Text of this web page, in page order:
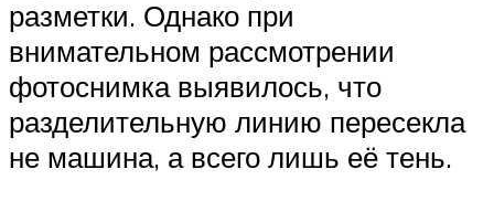
разметки. Однако при
внимательном рассмотрении
фотоснимка выявилось, что
разделительную линию пересекла
не машина, а всего лишь её тень.